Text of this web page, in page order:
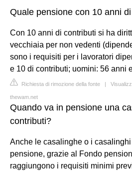
Quale pensione con 10 anni
Con 10 anni di contributi si ha
vecchiaia per non vedenti
sono i requisiti per i lavoratori
e 10 di contributi; uomini: 56 anni
Richiesta di rimozione della fonte |
thewam.net
Quando va in pensione una
contributi?
Anche le casalinghe o i
pensione, grazie al Fondo
raggiungono i requisiti minimi